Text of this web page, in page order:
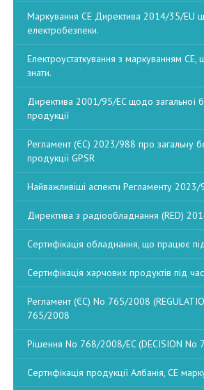
Маркування CE Директива 2014/35/EU
електробезпеки.
Електроустаткування з маркуванням
знати.
Директива 2001/95/EC щодо загальної
продукції
Регламент (ЄС) 2023/988 про загальну
продукції GPSR
Найважливіші аспекти Регламенту 2023/
Директива з радіообладнання (RED)
Сертифікація обладнання, що працює
Сертифікація харчових продуктів під
Регламент (ЄС) No 765/2008
765/2008
Рішення No 768/2008/EC (DECISION No
Сертифікація продукції Албанія, СЕ